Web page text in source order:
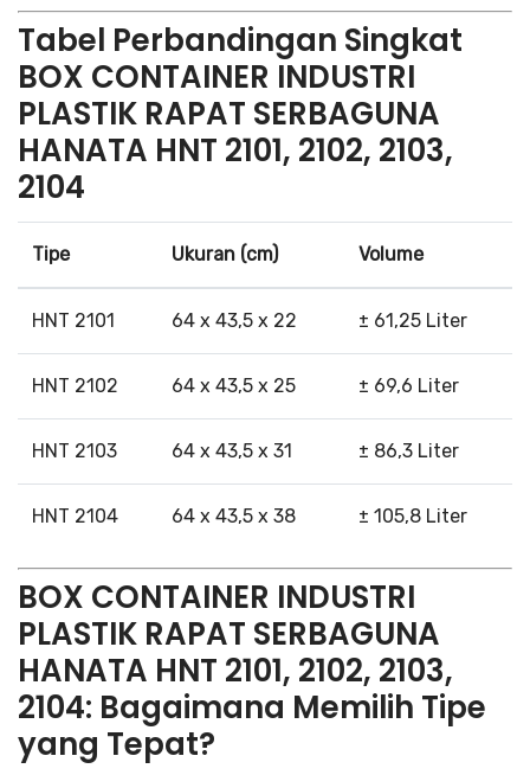
Tabel Perbandingan Singkat
BOX CONTAINER INDUSTRI
PLASTIK RAPAT SERBAGUNA
HANATA HNT 2101, 2102, 2103,
2104
Tipe Ukuran (cm) Volume
HNT 2101 64 x 43,5 x 22 ± 61,25 Liter
HNT 2102 64 x 43,5 x 25 ± 69,6 Liter
HNT 2103 64 x 43,5 x 31 ± 86,3 Liter
HNT 2104 64 x 43,5 x 38 ± 105,8 Liter
BOX CONTAINER INDUSTRI
PLASTIK RAPAT SERBAGUNA
HANATA HNT 2101, 2102, 2103,
2104: Bagaimana Memilih Tipe
yang Tepat?